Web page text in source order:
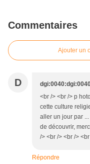
Commentaires
Ajouter un
D
<br /> <br /> p
cette culture
aller un jour par
de découvrir,
/> <br /> <br />
Répondre